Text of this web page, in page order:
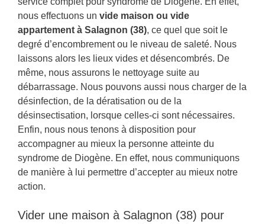
nous effectuons un vide maison ou vide
appartement à Salagnon (38), ce quel que soit le
degré d’encombrement ou le niveau de saleté. Nous
laissons alors les lieux vides et désencombrés. De
même, nous assurons le nettoyage suite au
débarrassage. Nous pouvons aussi nous charger de la
désinfection, de la dératisation ou de la
désinsectisation, lorsque celles-ci sont nécessaires.
Enfin, nous nous tenons à disposition pour
accompagner au mieux la personne atteinte du
syndrome de Diogène. En effet, nous communiquons
de manière à lui permettre d’accepter au mieux notre
action.
Vider une maison à Salagnon (38) pour